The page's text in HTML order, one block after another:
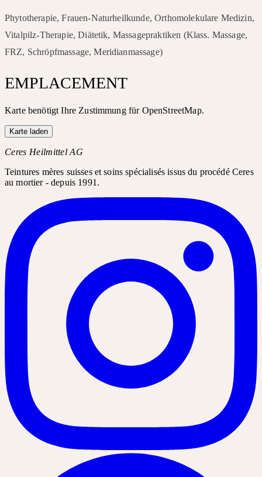
Phytotherapie, Frauen-Naturheilkunde, Orthomolekulare Medizin,
Vitalpilz-Therapie, Diätetik, Massagepraktiken (Klass. Massage,
FRZ, Schröpfmassage, Meridianmassage)
EMPLACEMENT
Karte benötigt Ihre Zustimmung für OpenStreetMap.
Karte laden
Ceres Heilmittel AG
Teintures mères suisses et soins spécialisés issus du procédé Ceres
au mortier - depuis 1991.